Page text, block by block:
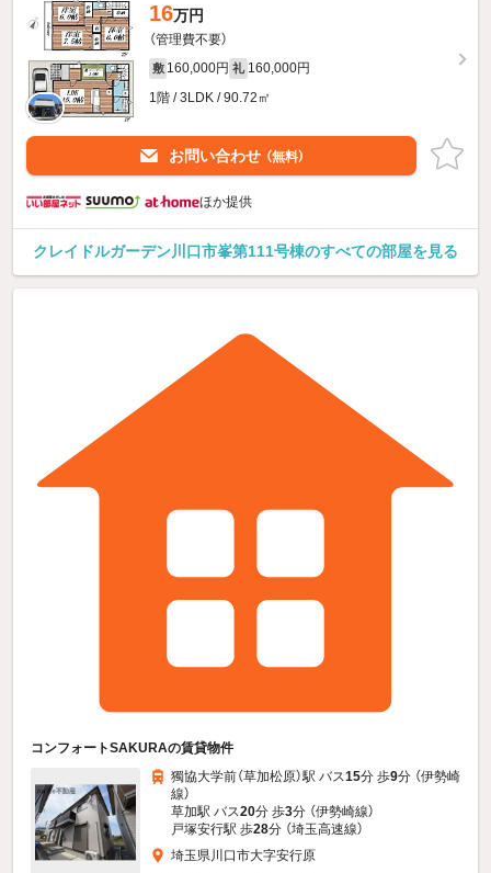
16万円
（管理費不要）
敷 160,000円 礼 160,000円
1階 / 3LDK / 90.72㎡
お問い合わせ （無料）
ほか提供
クレイドルガーデン川口市峯第111号棟のすべての部屋を見る
コンフォートSAKURAの賃貸物件
獨協大学前（草加松原）駅 バス15分 歩9分 （伊勢崎
線）
草加駅 バス20分 歩3分 （伊勢崎線）
戸塚安行駅 歩28分 （埼玉高速線）
埼玉県川口市大字安行原